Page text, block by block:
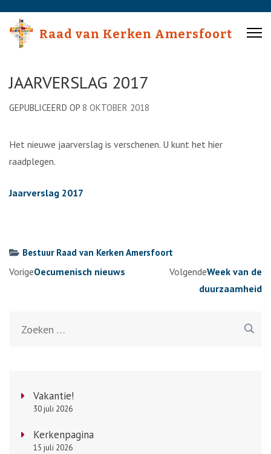
content
Enter)
Raad van Kerken Amersfoort
JAARVERSLAG 2017
GEPUBLICEERD OP 8 OKTOBER 2018
Het nieuwe jaarverslag is verschenen. U kunt het hier
raadplegen.
Jaarverslag 2017
Bestuur Raad van Kerken Amersfoort
Berichtennavigatie
VorigeOecumenisch nieuws VolgendeWeek van de
duurzaamheid
Vakantie!
30 juli 2026
Kerkenpagina
15 juli 2026